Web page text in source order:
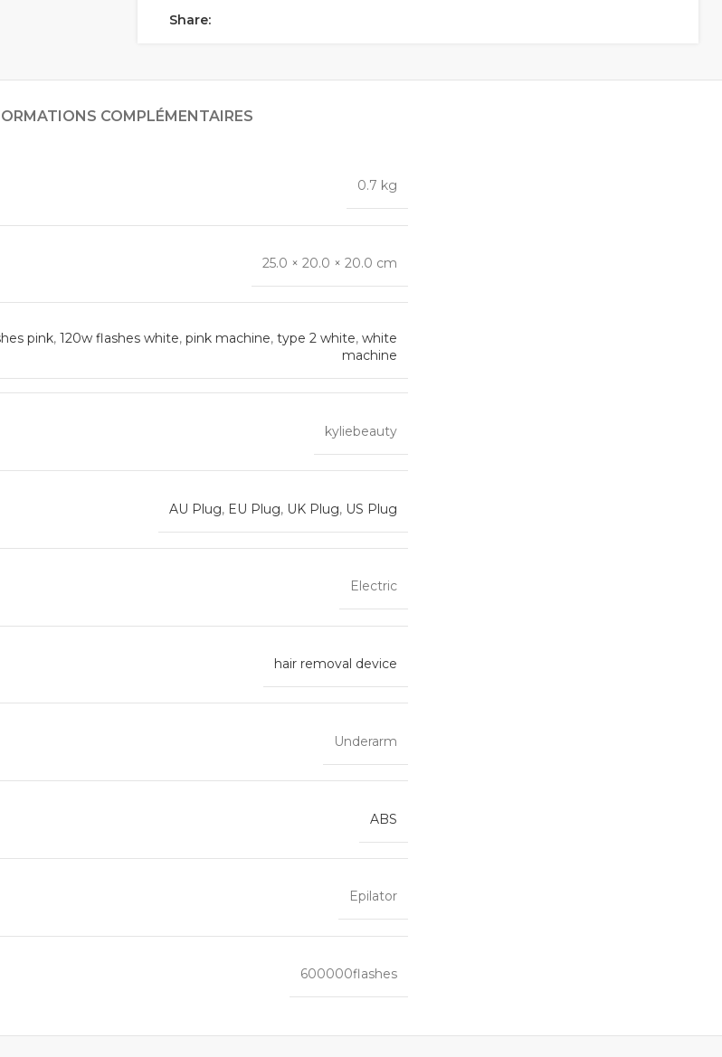
Share:
COMPLÉMENTAIRES
0.7 kg
25.0 × 20.0 × 20.0 cm
pink, 120w flashes white, pink machine, type 2 white, white
machine
kyliebeauty
AU Plug, EU Plug, UK Plug, US Plug
Electric
hair removal device
Underarm
ABS
Epilator
600000flashes